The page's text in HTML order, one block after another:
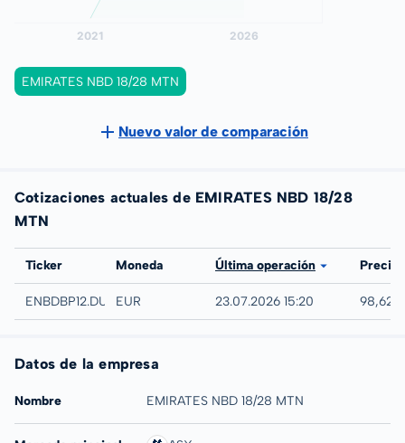
EMIRATES NBD 18/28 MTN
Nuevo valor de comparación
Cotizaciones actuales de EMIRATES NBD 18/28
MTN
Bolsa
Ticker Moneda Última operación Precio
Düsseldorf
ENBDBP12.DUSBEUR 23.07.2026 15:20 98,62
Datos de la empresa
Nombre EMIRATES NBD 18/28 MTN